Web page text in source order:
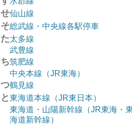
せ仙山線
そ総武線・中央線各駅停車
た太多線
武豊線
ち筑肥線
中央本線（JR東海）
つ鶴見線
と東海道本線（JR東日本）
東海道・山陽新幹線（JR東海・
海道新幹線）